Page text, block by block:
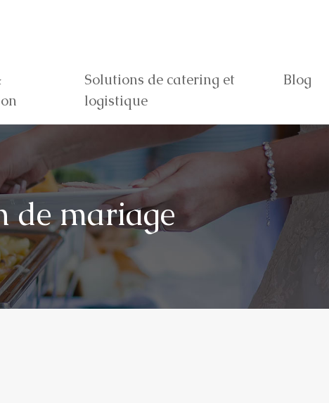
Solutions de catering et
logistique
Blog
de mariage